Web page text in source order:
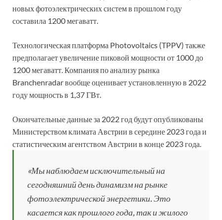
новых фотоэлектрических систем в прошлом году
составила 1200 мегаватт.
Технологическая платформа Photovoltaics (TPPV) также
предполагает увеличение пиковой мощности от 1000 до
1200 мегаватт. Компания по анализу рынка
Branchenradar вообще оценивает установленную в 2022
году мощность в 1,37 ГВт.
Окончательные данные за 2022 год будут опубликованы
Министерством климата Австрии в середине 2023 года и
статистическим агентством Австрии в конце 2023 года.
«Мы наблюдаем исключительный на
сегодняшний день динамизм на рынке
фотоэлектрической энергетики. Это
касается как прошлого года, так и жилого